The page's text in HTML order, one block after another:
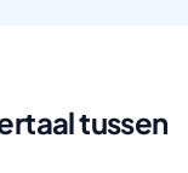
tussen